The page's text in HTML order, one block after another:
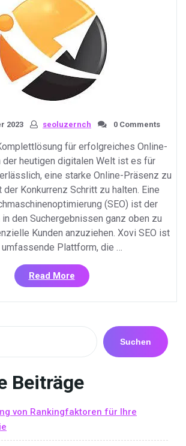
2023 seoluzernch 0 Comments
für erfolgreiches Online-
der heutigen digitalen Welt ist es für
eine starke Online-Präsenz zu
der Konkurrenz Schritt zu halten. Eine
(SEO) ist der
den Suchergebnissen ganz oben zu
Kunden anzuziehen. Xovi SEO ist
umfassende Plattform, die …
Read More«Xovi
SEO:
Die
Lösung
erfolgreiches
Marketing
der
Suchen
Beiträge
von Rankingfaktoren für Ihre